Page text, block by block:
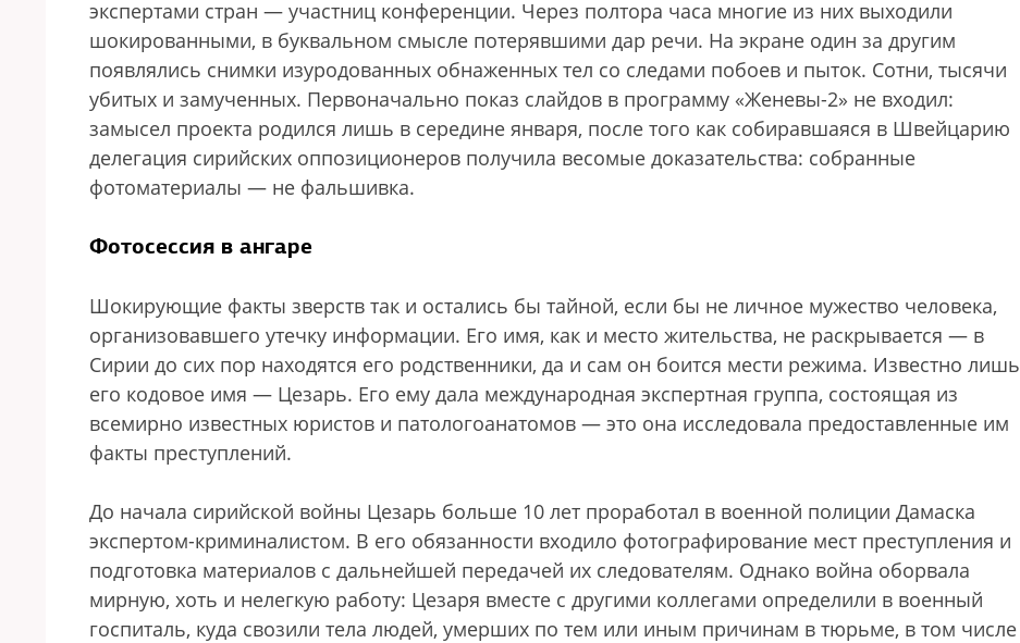
экспертами стран — участниц конференции. Через полтора часа многие из них выходили
шокированными, в буквальном смысле потерявшими дар речи. На экране один за другим
появлялись снимки изуродованных обнаженных тел со следами побоев и пыток. Сотни, тысячи
убитых и замученных. Первоначально показ слайдов в программу «Женевы-2» не входил:
замысел проекта родился лишь в середине января, после того как собиравшаяся в Швейцарию
делегация сирийских оппозиционеров получила весомые доказательства: собранные
фотоматериалы — не фальшивка.
Фотосессия в ангаре
Шокирующие факты зверств так и остались бы тайной, если бы не личное мужество человека,
организовавшего утечку информации. Его имя, как и место жительства, не раскрывается — в
Сирии до сих пор находятся его родственники, да и сам он боится мести режима. Известно лишь
его кодовое имя — Цезарь. Его ему дала международная экспертная группа, состоящая из
всемирно известных юристов и патологоанатомов — это она исследовала предоставленные им
факты преступлений.
До начала сирийской войны Цезарь больше 10 лет проработал в военной полиции Дамаска
экспертом-криминалистом. В его обязанности входило фотографирование мест преступления и
подготовка материалов с дальнейшей передачей их следователям. Однако война оборвала
мирную, хоть и нелегкую работу: Цезаря вместе с другими коллегами определили в военный
госпиталь, куда свозили тела людей, умерших по тем или иным причинам в тюрьме, в том числе